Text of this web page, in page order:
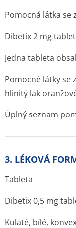
Pomocná látka se
Dibetix 2 mg
Jedna tableta
Pomocné látky se
hlinitý lak
Úplný seznam
3. LÉKOVÁ
Tableta
Dibetix 0,5 mg
Kulaté, bílé,